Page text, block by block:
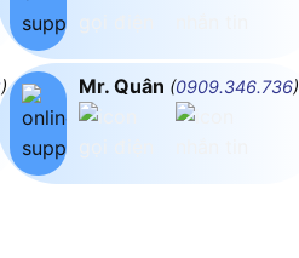
) Mr. Quân (0909.346.736)